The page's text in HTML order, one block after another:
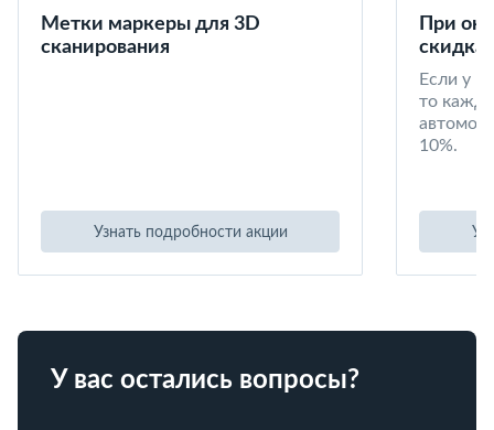
Метки маркеры для 3D
сканирования
Узнать подробности акции
При
скидка
Если у
то
10%.
У вас остались вопросы?